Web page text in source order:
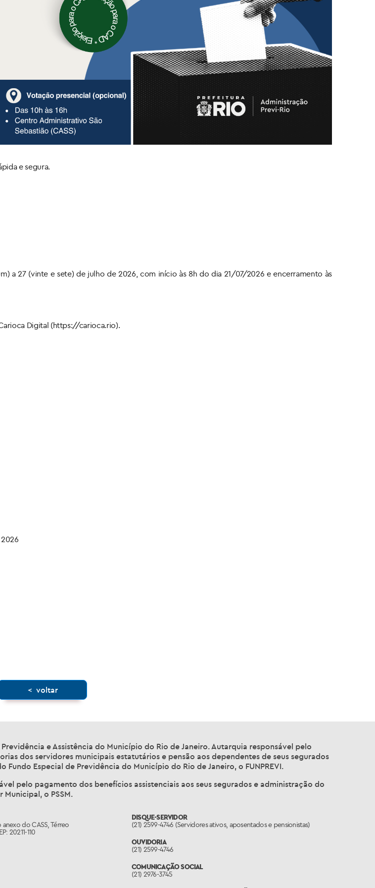
e segura.
a 27 (vinte e sete) de julho de 2026, com início às 8h do dia 21/07/2026 e encerramento às
Digital (https://carioca.rio).
< voltar
e Assistência do Município do Rio de Janeiro. Autarquia responsável pelo
dos servidores municipais estatutários e pensão aos dependentes de seus segurados
Fundo Especial de Previdência do Município do Rio de Janeiro, o FUNPREVI.
pelo pagamento dos benefícios assistenciais aos seus segurados e administração do
Municipal, o PSSM.
do CASS, Térreo
20211-110
DISQUE-SERVIDOR
(21) 2599-4746 (Servidores ativos, aposentados e pensionistas)
OUVIDORIA
(21) 2599-4746
COMUNICAÇÃO SOCIAL
(21) 2976-3745